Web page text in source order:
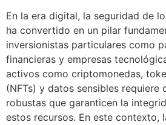
En la era digital, la seguridad de
ha convertido en un pilar
inversionistas particulares como
financieras y empresas
activos como criptomonedas,
(NFTs) y datos sensibles requiere
robustas que garanticen la
estos recursos. En este contexto,